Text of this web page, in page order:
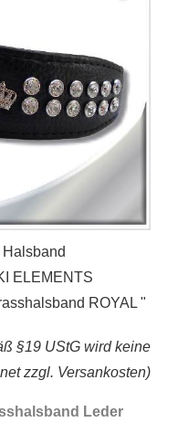
ELEMENTS
ROYAL "
§19 UStG wird keine
zzgl. Versankosten)
Leder